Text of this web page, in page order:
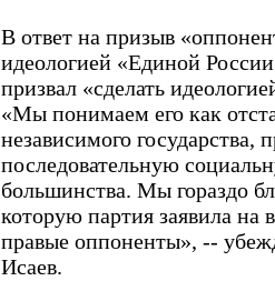
В ответ на призыв
идеологией «Единой
призвал «сделать
«Мы понимаем его как
независимого государства,
последовательную
большинства. Мы гораздо
которую партия заявила на
правые оппоненты», --
Исаев.